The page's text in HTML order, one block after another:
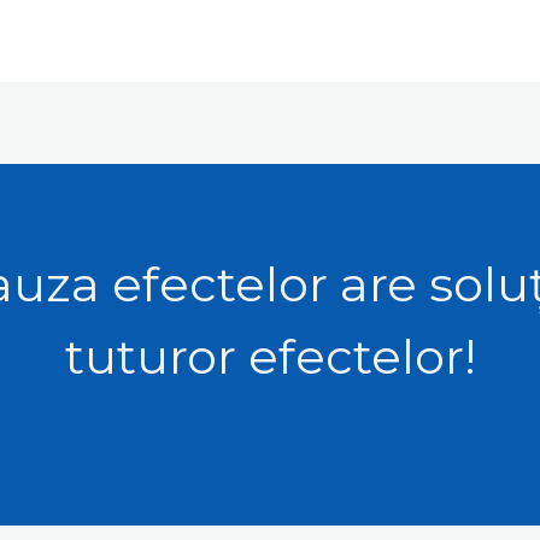
efectelor are
tuturor efectelor!